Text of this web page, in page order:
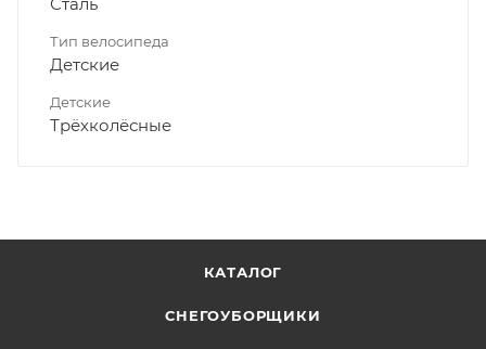
Тип велосипеда
Детские
Детские
Трёхколёсные
КАТАЛОГ
СНЕГОУБОРЩИКИ